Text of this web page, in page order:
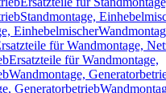
Standmontage,
Einhebelmischer
für Wandmontage,
Ersatzteile für Wandmontage,
Wandmontage,
Generatorbetrieb